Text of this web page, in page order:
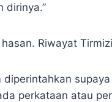
dirinya.”
Riwayat
diperintahkan
perkataan atau